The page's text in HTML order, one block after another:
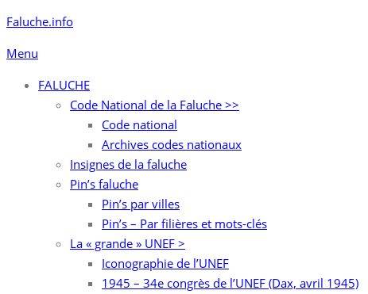
Aller
contenu
Faluche.info
Menu
FALUCHE
Code National de la Faluche >>
Code national
Archives codes nationaux
Insignes de la faluche
Pin’s faluche
Pin’s par villes
Pin’s – Par filières et mots-clés
La « grande » UNEF >
Iconographie de l’UNEF
1945 – 34e congrès de l’UNEF (Dax, avril 1945)